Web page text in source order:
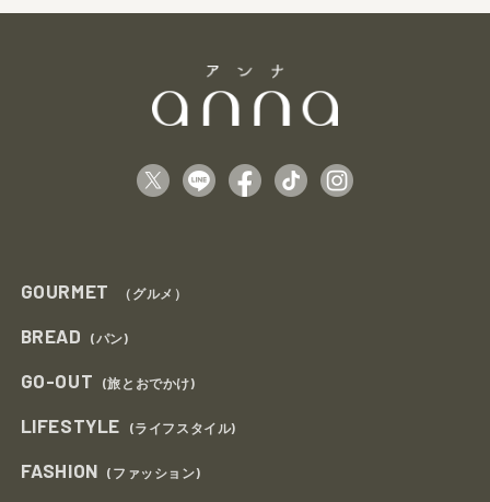
GOURMET （グルメ）
BREAD (パン)
GO-OUT (旅とおでかけ)
LIFESTYLE (ライフスタイル)
FASHION (ファッション)